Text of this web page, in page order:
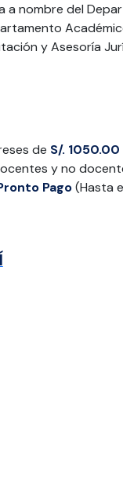
a nombre del
y Asesoría
de S/. 1050.00
y no
Pago(Hasta